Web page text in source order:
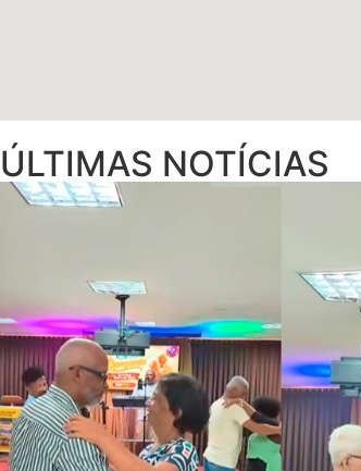
ÚLTIMAS NOTÍCIAS